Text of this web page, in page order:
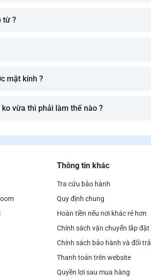
từ ?
mặt kính ?
vừa thì phải làm thế nào ?
Thông tin khác
Tra cứu bảo hành
Quy định chung
Hoàn tiền nếu nơi khác rẻ hơn
Chính sách vận chuyển lắp đặt
Chính sách bảo hành và đổi trả
Thanh toán trên website
Quyền lợi sau mua hàng